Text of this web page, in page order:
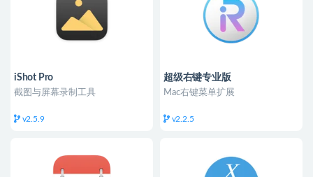
iShot Pro
截图与屏幕录制工具
v2.5.9
超级右键专业版
Mac右键菜单扩展
v2.2.5